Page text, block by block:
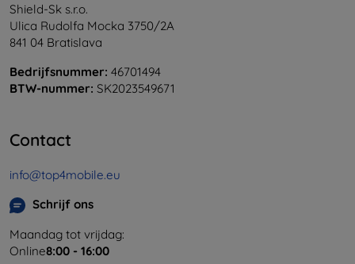
Shield-Sk s.r.o.
Ulica Rudolfa Mocka 3750/2A
841 04 Bratislava
Bedrijfsnummer: 46701494
BTW-nummer: SK2023549671
Contact
info@top4mobile.eu
Schrijf ons
Maandag tot vrijdag:
Online8:00 - 16:00